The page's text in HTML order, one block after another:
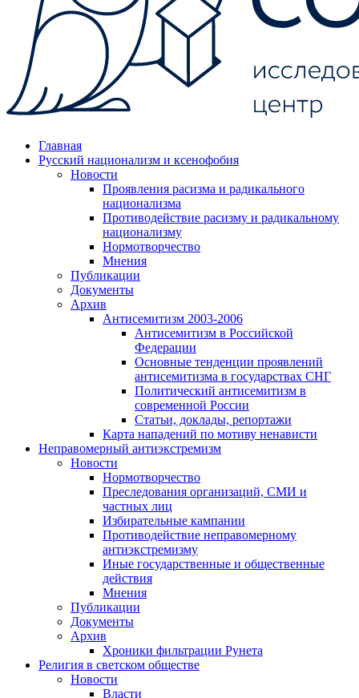
Главная
Русский национализм и ксенофобия
Новости
Проявления расизма и радикального
национализма
Противодействие расизму и радикальному
национализму
Нормотворчество
Мнения
Публикации
Документы
Архив
Антисемитизм 2003-2006
Антисемитизм в Российской
Федерации
Основные тенденции проявлений
антисемитизма в государствах СНГ
Политический антисемитизм в
современной России
Статьи, доклады, репортажи
Карта нападений по мотиву ненависти
Неправомерный антиэкстремизм
Новости
Нормотворчество
Преследования организаций, СМИ и
частных лиц
Избирательные кампании
Противодействие неправомерному
антиэкстремизму
Иные государственные и общественные
действия
Мнения
Публикации
Документы
Архив
Хроники фильтрации Рунета
Религия в светском обществе
Новости
Власти